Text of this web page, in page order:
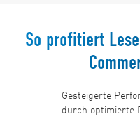
So profitiert
Gesteigerte
durch optimierte